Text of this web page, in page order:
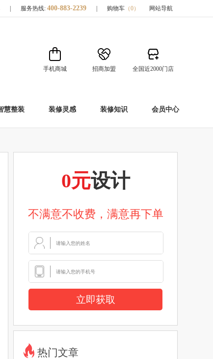
服务热线: 400-883-2239 购物车 （0） 网站导航
手机商城 招商加盟 全国近2000门店
慧整装 装修灵感 装修知识 会员中心
0元设计
不满意不收费，满意再下单
立即获取
热门文章